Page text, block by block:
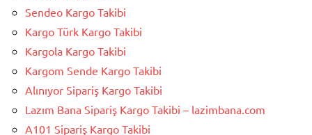
Sendeo Kargo Takibi
Kargo Türk Kargo Takibi
Kargola Kargo Takibi
Kargom Sende Kargo Takibi
Alınıyor Sipariş Kargo Takibi
Lazım Bana Sipariş Kargo Takibi – lazimbana.com
A101 Sipariş Kargo Takibi